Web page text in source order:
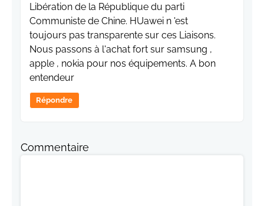
Libération de la République du parti
Communiste de Chine. HUawei n 'est
toujours pas transparente sur ces Liaisons.
Nous passons à l'achat fort sur samsung ,
apple , nokia pour nos équipements. A bon
entendeur
Répondre
Commentaire